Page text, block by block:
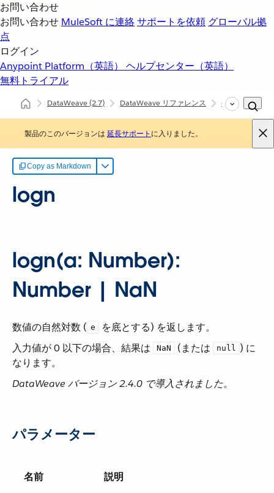
お問い合わせ
お問い合わせ MuleSoft に連絡サポートを依頼 グローバル拠
点
ログイン
Anypoint Platform（英語） ヘルプセンター（英語）
無料トライアル
DataWeave(2.7) DataWeave リファレンス dw::util::Math
製品のこのバージョンは 延長サポート に入りました。
Copy as Markdown
logn
logn(a: Number):
Number | NaN
数値の自然対数 (​ e
​ を底とする) を返します。
入力値が 0 以下の場合、結果は ​
NaN ​ (または ​ null ​) に
なります。
DataWeave バージョン 2.4.0 で導入されました。
パラメーター
名前 説明